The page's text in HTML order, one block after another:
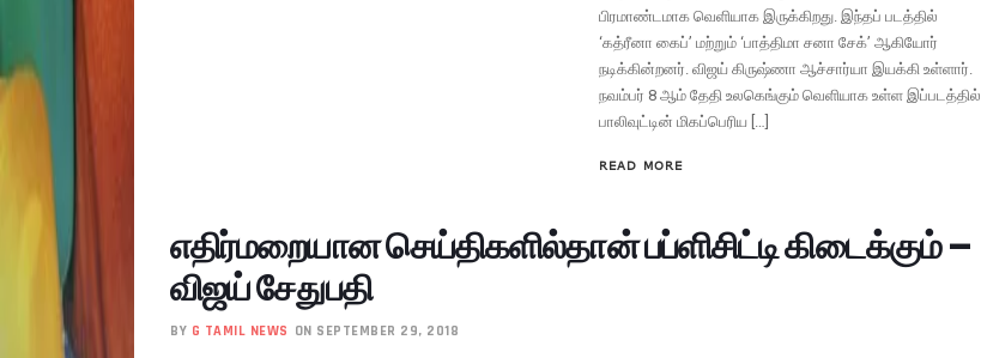
பிரமாண்டமாக வெளியாக இருக்கிறது. இந்தப் படத்தில்
‘கத்ரீனா கைப்’ மற்றும் ‘பாத்திமா சனா சேக்’ ஆகியோர்
நடிக்கின்றனர். விஜய் கிருஷ்ணா ஆச்சார்யா இயக்கி உள்ளார்.
நவம்பர் 8 ஆம் தேதி உலகெங்கும் வெளியாக உள்ள இப்படத்தில்
பாலிவுட்டின் மிகப்பெரிய […]
READ MORE
எதிர்மறையான செய்திகளில்தான் பப்ளிசிட்டி கிடைக்கும் –
விஜய் சேதுபதி
BY G TAMIL NEWS ON SEPTEMBER 29, 2018